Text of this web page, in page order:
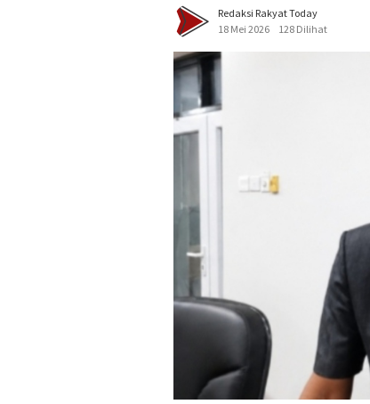
Redaksi Rakyat Today
18 Mei 2026
128 Dilihat